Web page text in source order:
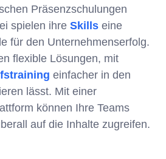
Präsenzschulungen
spielen ihre Skills eine
für den Unternehmenserfolg.
flexible Lösungen, mit
einfacher in den
lässt. Mit einer
können Ihre Teams
auf die Inhalte zugreifen.